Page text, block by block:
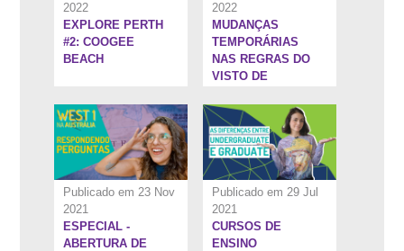
2022
EXPLORE PERTH
#2: COOGEE
BEACH
2022
MUDANÇAS
TEMPORÁRIAS
NAS REGRAS DO
VISTO DE
AUSTRÁLIA
Publicado em 23 Nov
2021
ESPECIAL -
ABERTURA DE
Publicado em 29 Jul
2021
6:10''
CURSOS DE
ENSINO
1:31:51''